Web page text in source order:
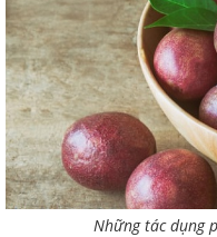
Những tác dụng